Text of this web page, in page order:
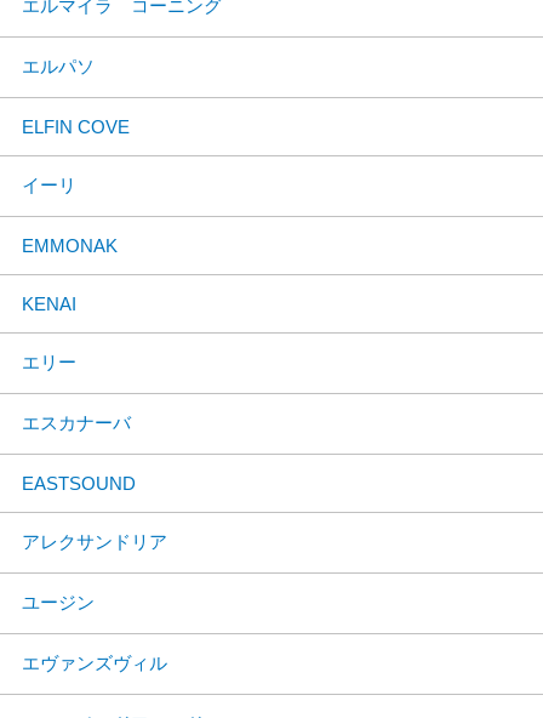
エルマイラ コーニング
エルパソ
ELFIN COVE
イーリ
EMMONAK
KENAI
エリー
エスカナーバ
EASTSOUND
アレクサンドリア
ユージン
エヴァンズヴィル